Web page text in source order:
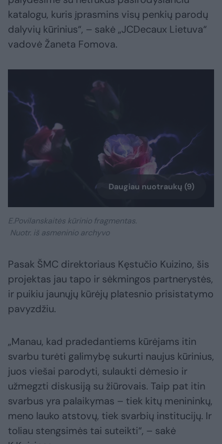
katalogu, kuris įprasmins visų penkių parodų
dalyvių kūrinius“, – sakė „JCDecaux Lietuva“
vadovė Žaneta Fomova.
Daugiau nuotraukų (9)
E.Povilanskaitės kūrinio fragmentas.
Nuotr. iš asmeninio archyvo
Pasak ŠMC direktoriaus Kęstučio Kuizino, šis
projektas jau tapo ir sėkmingos partnerystės,
ir puikiu jaunųjų kūrėjų platesnio prisistatymo
pavyzdžiu.
„Manau, kad pradedantiems kūrėjams itin
svarbu turėti galimybę sukurti naujus kūrinius,
juos viešai parodyti, sulaukti dėmesio ir
užmegzti diskusiją su žiūrovais. Taip pat itin
svarbus yra palaikymas – tiek kitų menininkų,
meno lauko atstovų, tiek svarbių institucijų. Ir
toliau stengsimės tai suteikti“, – sakė